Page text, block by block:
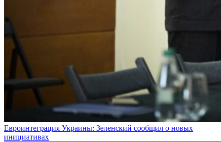
Евроинтеграция Украины: Зеленский сообщил о новых
инициативах